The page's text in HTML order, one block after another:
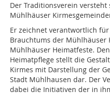
Der Traditionsverein
Mühlhäuser
Er zeichnet verantwortlich
Brauchtums der Mühlhäuser
Mühlhäuser Heimatfeste.
Heimatpflege stellt die
Kirmes mit Darstellung der
Stadt Mühlhausen dar. Der
dabei die Initiativen der in